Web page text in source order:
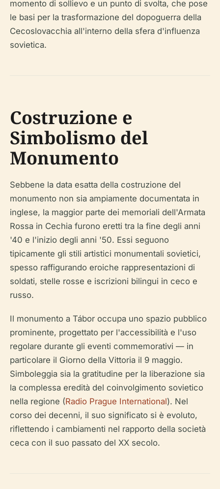
momento di sollievo e un punto di svolta, che pose
le basi per la trasformazione del dopoguerra della
Cecoslovacchia all'interno della sfera d'influenza
sovietica.
Costruzione e
Simbolismo del
Monumento
Sebbene la data esatta della costruzione del
monumento non sia ampiamente documentata in
inglese, la maggior parte dei memoriali dell'Armata
Rossa in Cechia furono eretti tra la fine degli anni
'40 e l'inizio degli anni '50. Essi seguono
tipicamente gli stili artistici monumentali sovietici,
spesso raffigurando eroiche rappresentazioni di
soldati, stelle rosse e iscrizioni bilingui in ceco e
russo.
Il monumento a Tábor occupa uno spazio pubblico
prominente, progettato per l'accessibilità e l'uso
regolare durante gli eventi commemorativi — in
particolare il Giorno della Vittoria il 9 maggio.
Simboleggia sia la gratitudine per la liberazione sia
la complessa eredità del coinvolgimento sovietico
nella regione (Radio Prague International). Nel
corso dei decenni, il suo significato si è evoluto,
riflettendo i cambiamenti nel rapporto della società
ceca con il suo passato del XX secolo.